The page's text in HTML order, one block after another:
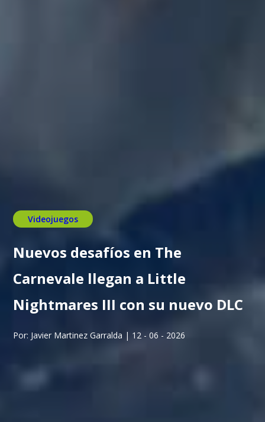
Videojuegos
Nuevos desafíos en The
Carnevale llegan a Little
Nightmares III con su nuevo DLC
Por: Javier Martinez Garralda | 12 - 06 - 2026